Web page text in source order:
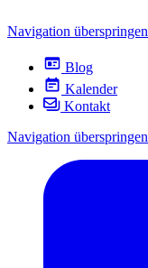
Navigation überspringen
Blog
Kalender
Kontakt
Navigation überspringen